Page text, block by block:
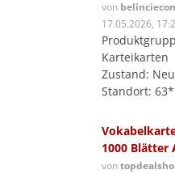
von
17.05.2026,
Karteikarten
Zustand: Neu
Standort:
1000 Blätter
von